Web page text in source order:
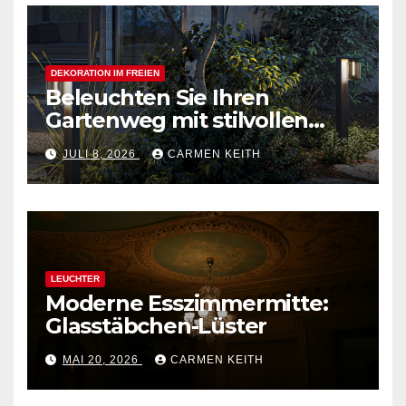
DEKORATION IM FREIEN
Beleuchten Sie Ihren
Gartenweg mit stilvollen
Außenpollerleuchten
JULI 8, 2026 CARMEN KEITH
LEUCHTER
Moderne Esszimmermitte:
Glasstäbchen-Lüster
MAI 20, 2026 CARMEN KEITH